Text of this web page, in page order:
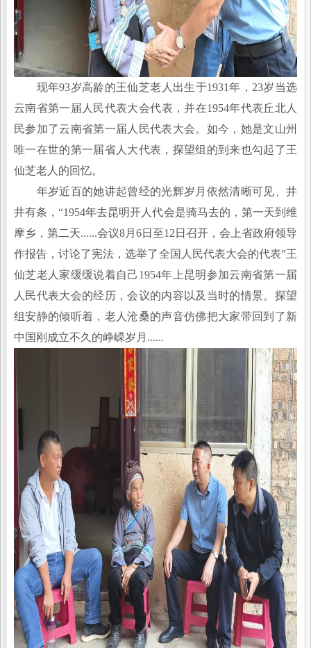
现年93岁高龄的王仙芝老人出生于1931年，23岁当选
云南省第一届人民代表大会代表，并在1954年代表丘北人
民参加了云南省第一届人民代表大会。如今，她是文山州
唯一在世的第一届省人大代表，探望组的到来也勾起了王
仙芝老人的回忆。
年岁近百的她讲起曾经的光辉岁月依然清晰可见、井
井有条，“1954年去昆明开人代会是骑马去的，第一天到维
摩乡，第二天......会议8月6日至12日召开，会上省政府领导
作报告，讨论了宪法，选举了全国人民代表大会的代表”王
仙芝老人家缓缓说着自己1954年上昆明参加云南省第一届
人民代表大会的经历，会议的内容以及当时的情景。探望
组安静的倾听着，老人沧桑的声音仿佛把大家带回到了新
中国刚成立不久的峥嵘岁月......